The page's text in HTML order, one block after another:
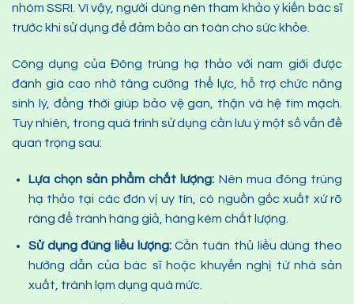
nhóm SSRI. Vì vậy, người dùng nên tham khảo ý kiến bác sĩ
trước khi sử dụng để đảm bảo an toàn cho sức khỏe.
Công dụng của Đông trùng hạ thảo với nam giới được
đánh giá cao nhờ tăng cường thể lực, hỗ trợ chức năng
sinh lý, đồng thời giúp bảo vệ gan, thận và hệ tim mạch.
Tuy nhiên, trong quá trình sử dụng cần lưu ý một số vấn đề
quan trọng sau:
Lựa chọn sản phẩm chất lượng: Nên mua đông trùng
hạ thảo tại các đơn vị uy tín, có nguồn gốc xuất xứ rõ
ràng để tránh hàng giả, hàng kém chất lượng.
Sử dụng đúng liều lượng:Cần tuân thủ liều dùng theo
hướng dẫn của bác sĩ hoặc khuyến nghị từ nhà sản
xuất, tránh lạm dụng quá mức.